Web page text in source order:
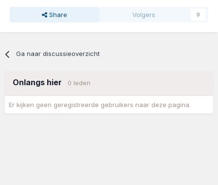
Share Volgers 0
Ga naar discussieoverzicht
Onlangs hier 0 leden
Er kijken geen geregistreerde gebruikers naar deze pagina.